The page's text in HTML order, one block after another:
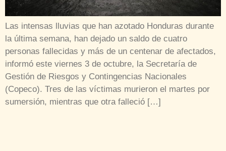
Las intensas lluvias que han azotado Honduras durante
la última semana, han dejado un saldo de cuatro
personas fallecidas y más de un centenar de afectados,
informó este viernes 3 de octubre, la Secretaría de
Gestión de Riesgos y Contingencias Nacionales
(Copeco). Tres de las víctimas murieron el martes por
sumersión, mientras que otra falleció […]